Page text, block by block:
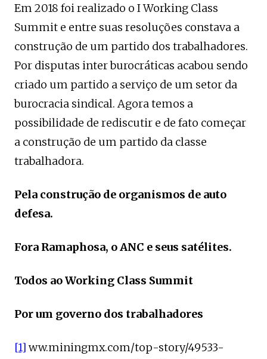
Em 2018 foi realizado o I Working Class
Summit e entre suas resoluções constava a
construção de um partido dos trabalhadores.
Por disputas inter burocráticas acabou sendo
criado um partido a serviço de um setor da
burocracia sindical. Agora temos a
possibilidade de rediscutir e de fato começar
a construção de um partido da classe
trabalhadora.
Pela construção de organismos de auto
defesa.
Fora Ramaphosa, o ANC e seus satélites.
Todos ao Working Class Summit
Por um governo dos trabalhadores
[1]ww.miningmx.com/top-story/49533-